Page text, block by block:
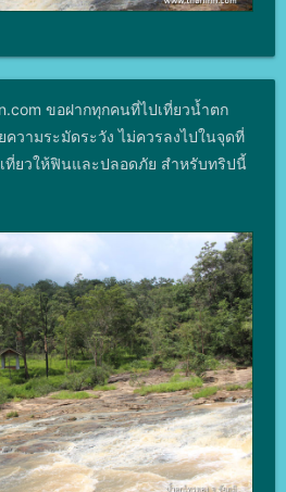
ขอฝากทุกคนที่ไปเที่ยวน้ำตก
วามระมัดระวัง ไม่ควรลงไปในจุดที่
ที่ยวให้ฟินและปลอดภัย สำหรับทริปนี้